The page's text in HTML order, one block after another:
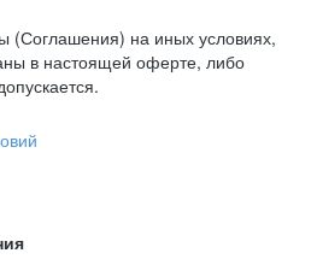
(Соглашения) на иных условиях,
в настоящей оферте, либо